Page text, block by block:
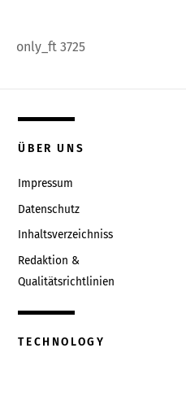
only_ft 3725
ÜBER UNS
Impressum
Datenschutz
Inhaltsverzeichniss
Redaktion &
Qualitätsrichtlinien
TECHNOLOGY